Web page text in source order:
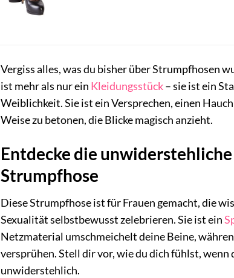
Vergiss alles, was du bisher über Strumpfhosen
ist mehr als nur ein Kleidungsstück– sie ist ein
Weiblichkeit. Sie ist ein Versprechen, einen
Weise zu betonen, die Blicke magisch anzieht.
Entdecke die
Strumpfhose
Diese Strumpfhose ist für Frauen gemacht, die
Sexualität selbstbewusst zelebrieren. Sie ist ein
Netzmaterial umschmeichelt deine Beine,
versprühen. Stell dir vor, wie du dich fühlst,
unwiderstehlich.